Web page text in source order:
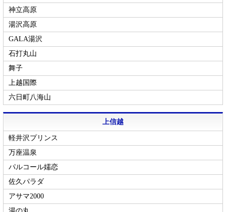
神立高原
湯沢高原
GALA湯沢
石打丸山
舞子
上越国際
六日町八海山
上信越
軽井沢プリンス
万座温泉
パルコール嬬恋
佐久パラダ
アサマ2000